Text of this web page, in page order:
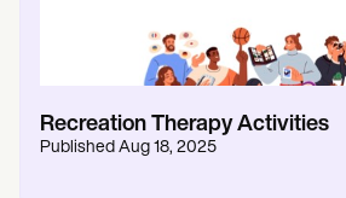
Recreation Therapy Activities
Published Aug 18, 2025